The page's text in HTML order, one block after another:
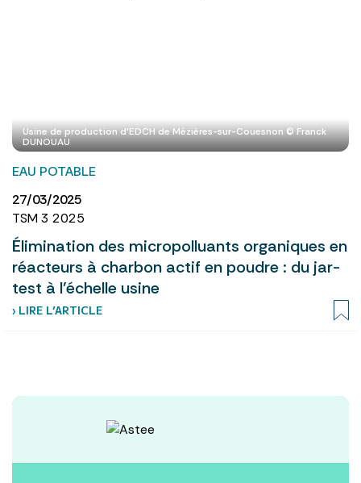
Usine de production d’EDCH de Mézières-sur-Couesnon © Franck
DUNOUAU
EAU POTABLE
27/03/2025
TSM 3 2025
Élimination des micropolluants organiques en
réacteurs à charbon actif en poudre : du jar-
test à l’échelle usine
› LIRE L’ARTICLE